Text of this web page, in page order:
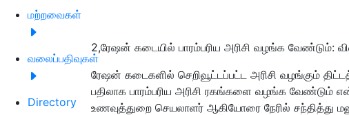
மற்றவைகள்
வலைப்பதிவுகள்
Directory
2,ரேஷன் கடையில் பாரம்பரிய அரிசி வழங்க வேண்டும்:
ரேஷன் கடைகளில் செறிவூட்டப்பட்ட அரிசி வழங்கும்
பதிலாக பாரம்பரிய அரிசி ரகங்களை வழங்க வேண்டும்
உணவுத்துறை செயலாளர் ஆகியோரை நேரில் சந்தித்து